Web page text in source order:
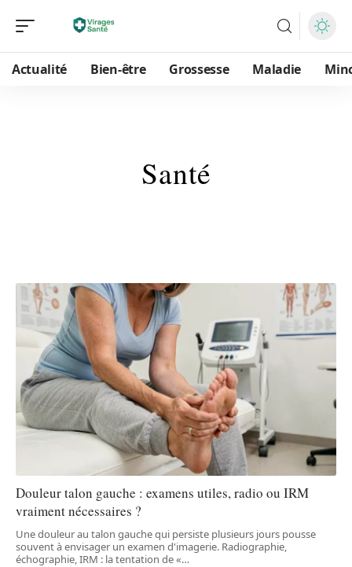
Actualité Bien-être Grossesse Maladie
Santé
Douleur talon gauche : examens utiles, radio ou IRM
vraiment nécessaires ?
Une douleur au talon gauche qui persiste plusieurs jours pousse
souvent à envisager un examen d'imagerie. Radiographie,
échographie, IRM : la tentation de «…